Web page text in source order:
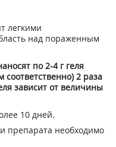
легкими
над пораженным
по 2-4 г геля
соответственно) 2 раза
зависит от величины
10 дней.
препарата необходимо